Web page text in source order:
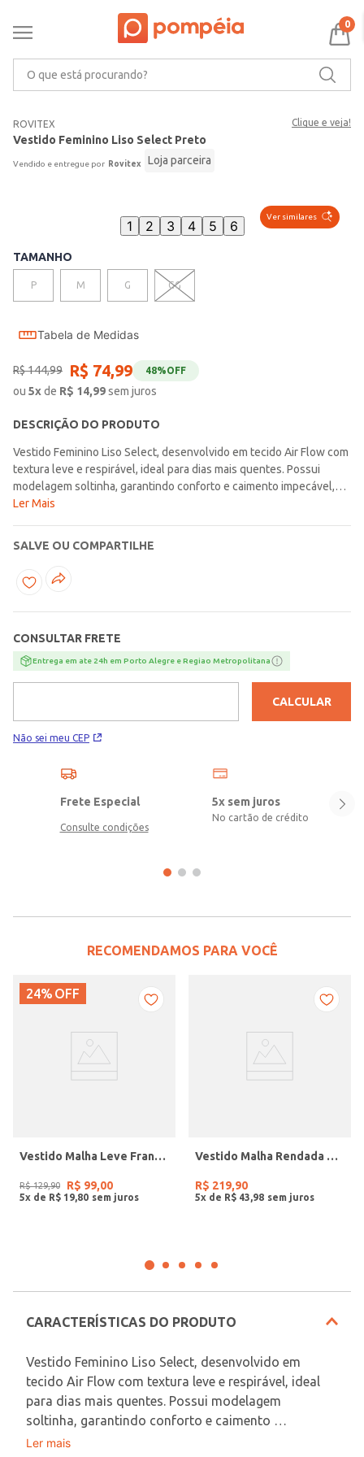
0
ROVITEX Clique e veja!
Vestido Feminino Liso Select Preto
Rovitex Loja parceira
Ver similares
1 2 3 4 5 6
TAMANHO
P M G GG
Tabela de Medidas
R$144,99 R$ 74,99 48%OFF
ou 5xde R$ 14,99sem juros
DESCRIÇÃO DO PRODUTO
Vestido Feminino Liso Select, desenvolvido em tecido Air Flow com
textura leve e respirável, ideal para dias mais quentes. Possui
modelagem soltinha, garantindo conforto e caimento impecável,
decote V, que valoriza o colo, mangas balonê que trazem um toque
tecido que forma um delicado laço, adicionando um detalhe
feminino e sofisticado.
Ler Mais
SALVE OU COMPARTILHE
CONSULTAR FRETE
Entrega em ate 24h em Porto Alegre e Regiao Metropolitana
Não sei meu CEP
CALCULAR
Frete Especial
Consulte condições
5x sem juros
No cartão de crédito
RECOMENDAMOS PARA VOCÊ
24% OFF
Vestido Malha Leve Franzido Feminino PRETO
R$ 129,90 R$ 99,00
5x de R$ 19 80
Vestido Malha Rendada Eagle Rock Feminino BRANCO
R$ 219,90
5x de R$ 43 98
CARACTERÍSTICAS DO PRODUTO
Vestido Feminino Liso Select, desenvolvido em
tecido Air Flow com textura leve e respirável, ideal
para dias mais quentes. Possui modelagem
soltinha, garantindo conforto e caimento
impecável, decote V, que valoriza o colo, mangas
Em decorrência do uso do flash, as peças podem
Ler mais